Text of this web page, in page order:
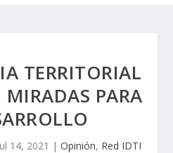
TERRITORIAL
PARA
14, 2021 | Opinión, Red IDTI